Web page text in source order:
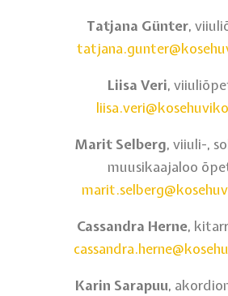
Tatjana Günter,
Liisa Veri,
Marit Selberg, viiuli-,
muusikaajaloo
Cassandra Herne,
Karin Sarapuu,